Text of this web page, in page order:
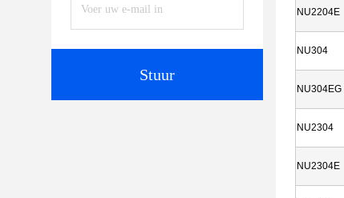
Stuur
NU2204E
NU304
NU304EG
NU2304
NU2304E